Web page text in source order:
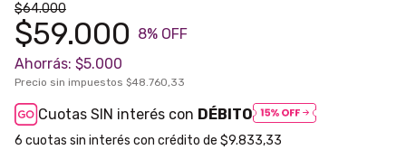
$64.000
$59.000 8% OFF
Ahorrás: $5.000
Precio sin impuestos $48.760,33
Cuotas SIN interés con DÉBITO
6 $9.833,33